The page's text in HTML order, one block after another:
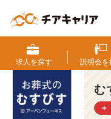
す
び
す
株
式
会
求人を探す 説明会を
む
＋